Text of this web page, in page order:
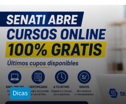
Dicas